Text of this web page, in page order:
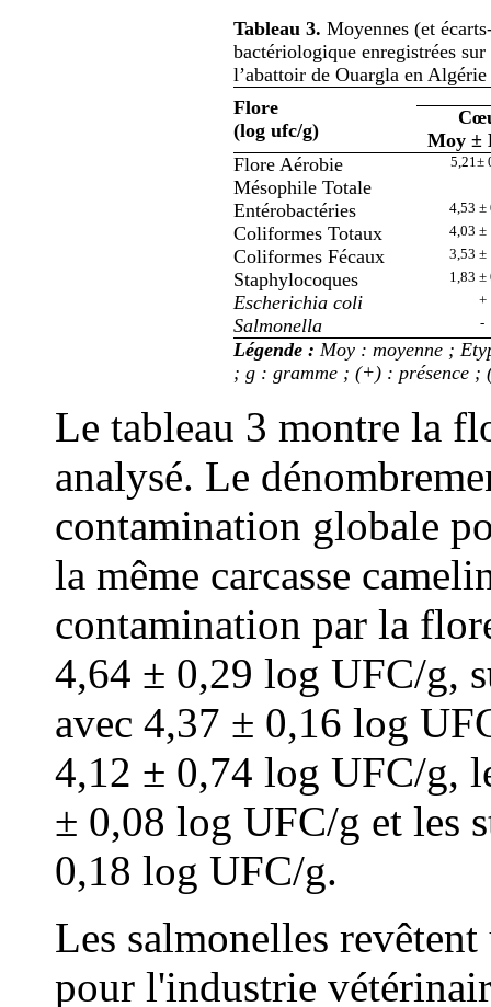
Tableau 3. Moyennes (et
bactériologique enregistrées
l’abattoir de Ouargla en Algérie
Flore
(log ufc/g)
Moy ±
Flore Aérobie
Mésophile Totale
5,21±
Entérobactéries 4,53 ±
Coliformes Totaux 4,03 ±
Coliformes Fécaux 3,53 ±
Staphylocoques 1,83 ±
Escherichia coli +
Salmonella -
Légende : Moy : moyenne ;
; g : gramme ; (+) : présence ;
Le tableau 3 montre la
analysé. Le
contamination globale
la même carcasse
contamination par la
4,64 ± 0,29 log UFC/g,
avec 4,37 ± 0,16 log
4,12 ± 0,74 log UFC/g,
± 0,08 log UFC/g et les
0,18 log UFC/g.
Les salmonelles
pour l'industrie